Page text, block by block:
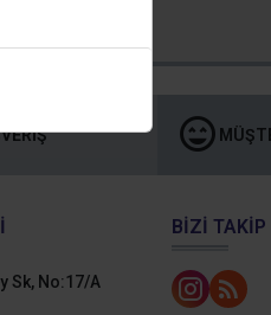
Sk, No:17/A
BIZI TAKIP